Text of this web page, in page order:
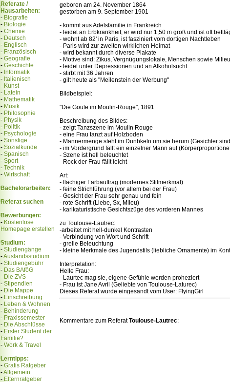
Referate /
Hausarbeiten:
- Biografie
- Biologie
- Chemie
- Deutsch
- Englisch
- Französisch
- Geografie
- Geschichte
- Informatik
- Italienisch
- Kunst
- Latein
- Mathematik
- Musik
- Philosophie
- Physik
- Politik
- Psychologie
- Sonstige
- Sozialkunde
- Spanisch
- Sport
- Technik
- Wirtschaft
Bachelorarbeiten:
Referat suchen
Bewerbungen:
- Kostenlose
Homepage erstellen
Studium:
- Studiengänge
-Auslandsstudium
- Studiengebühr
- Das BAföG
- Die ZVS
- Stipendien
- Die Mappe
- Einschreibung
- Leben & Wohnen
- Behinderung
- Praxissemester
- Die Abschlüsse
- Erster Student der
Familie?
- Work & Travel
Lerntipps:
- Gratis Ratgeber
-Allgemein
- Elternratgeber
geboren am 24. November 1864
gestorben am 9. September 1901
- kommt aus Adelsfamilie in Frankreich
- leidet an Erbkrankheit; er wird nur 1,50 m groß und ist oft
- wohnt ab 82' in Paris, ist fasziniert vom dortigen Nachtleben
- Paris wird zur zweiten wirklichen Heimat
- wird bekannt durch diverse Plakate
- Motive sind: Zikus, Vergnügungslokale, Menschen sowie
- leidet unter Depressionen und an Alkoholsucht
- stirbt mit 36 Jahren
- gilt heute als "Meilenstein der Werbung"
Bildbeispiel:
"Die Goule im Moulin-Rouge", 1891
Beschreibung des Bildes:
- zeigt Tanzszene im Moulin Rouge
- eine Frau tanzt auf Holzboden
- Männermenge steht im Dunbkeln um sie herum (Gesichter
- im Vordergrund fällt ein einzelner Mann auf
- Szene ist hell beleuchtet
- Rock der Frau fällt leicht
Art:
- flächiger Farbauftrag (modernes Stilmerkmal)
- feine Strichführung (vor allem bei der Frau)
- Gesicht der Frau sehr genau und fein
- rote Schrift (Liebe, Sx, Mileu)
- karikaturistische Gesichtszüge des vorderen Mannes
zu Toulouse-Lautrec:
-arbeitet mit hell-dunkel Kontrasten
- Verbindung von Wort und Schrift
- grelle Beleuchtung
- kleine Merkmale des Jugendstils (liebliche Ornamente) im
Interpretation:
Helle Frau:
- Laurtec mag sie, eigene Gefühle werden proheziert
- Frau ist Jane Avril (Geliebte von Toulouse-Laturec)
Dieses Referat wurde eingesandt vom User: FlyingGirl
Kommentare zum ReferatToulouse-Lautrec: